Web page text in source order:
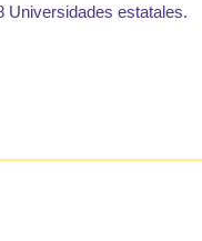
Universidades estatales.